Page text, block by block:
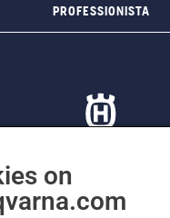
PROFESSIONISTA
AB (publ). Tutti i diritti
on